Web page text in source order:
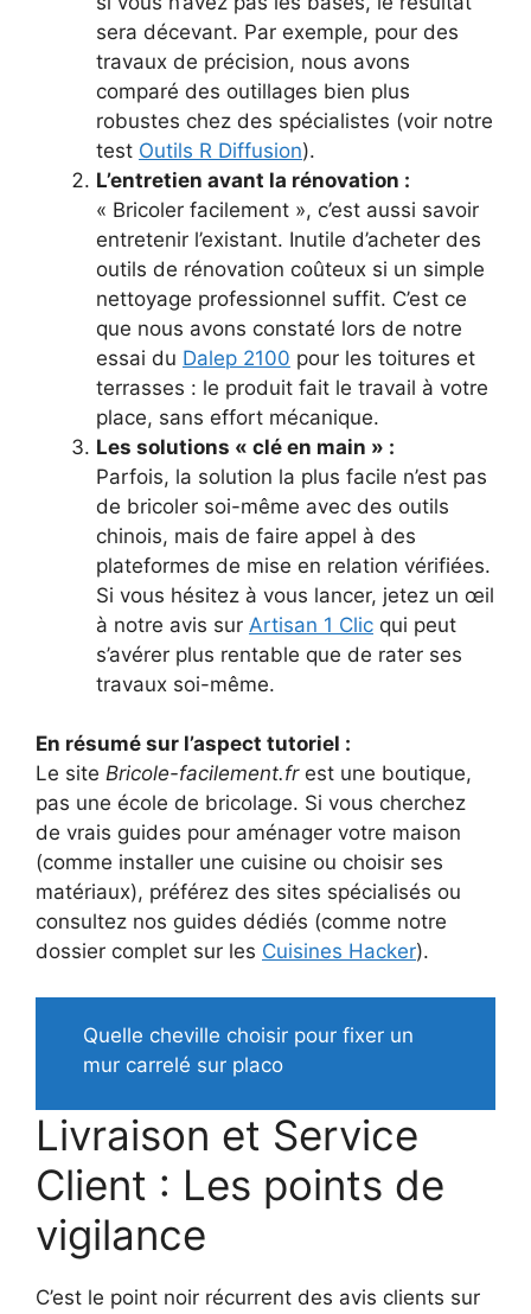
sera décevant. Par exemple, pour des
travaux de précision, nous avons
comparé des outillages bien plus
robustes chez des spécialistes (voir notre
test Outils R Diffusion).
L’entretien avant la rénovation :
« Bricoler facilement », c’est aussi savoir
entretenir l’existant. Inutile d’acheter des
outils de rénovation coûteux si un simple
nettoyage professionnel suffit. C’est ce
que nous avons constaté lors de notre
essai du Dalep 2100 pour les toitures et
terrasses : le produit fait le travail à votre
place, sans effort mécanique.
Les solutions « clé en main » :
Parfois, la solution la plus facile n’est pas
de bricoler soi-même avec des outils
chinois, mais de faire appel à des
plateformes de mise en relation vérifiées.
Si vous hésitez à vous lancer, jetez un œil
à notre avis sur Artisan 1 Clic qui peut
s’avérer plus rentable que de rater ses
travaux soi-même.
En résumé sur l’aspect tutoriel :
Le site Bricole-facilement.frest une boutique,
pas une école de bricolage. Si vous cherchez
de vrais guides pour aménager votre maison
(comme installer une cuisine ou choisir ses
matériaux), préférez des sites spécialisés ou
consultez nos guides dédiés (comme notre
dossier complet sur les Cuisines Hacker).
Quelle cheville choisir pour fixer un
mur carrelé sur placo
Livraison et Service
Client : Les points de
vigilance
C’est le point noir récurrent des avis clients sur